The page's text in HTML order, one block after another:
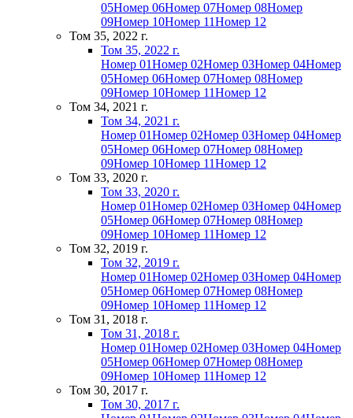
05Номер 06Номер 07Номер 08Номер
09Номер 10Номер 11Номер 12
Том 35, 2022 г.
Том 35, 2022 г.
Номер 01Номер 02Номер 03Номер 04Номер
05Номер 06Номер 07Номер 08Номер
09Номер 10Номер 11Номер 12
Том 34, 2021 г.
Том 34, 2021 г.
Номер 01Номер 02Номер 03Номер 04Номер
05Номер 06Номер 07Номер 08Номер
09Номер 10Номер 11Номер 12
Том 33, 2020 г.
Том 33, 2020 г.
Номер 01Номер 02Номер 03Номер 04Номер
05Номер 06Номер 07Номер 08Номер
09Номер 10Номер 11Номер 12
Том 32, 2019 г.
Том 32, 2019 г.
Номер 01Номер 02Номер 03Номер 04Номер
05Номер 06Номер 07Номер 08Номер
09Номер 10Номер 11Номер 12
Том 31, 2018 г.
Том 31, 2018 г.
Номер 01Номер 02Номер 03Номер 04Номер
05Номер 06Номер 07Номер 08Номер
09Номер 10Номер 11Номер 12
Том 30, 2017 г.
Том 30, 2017 г.